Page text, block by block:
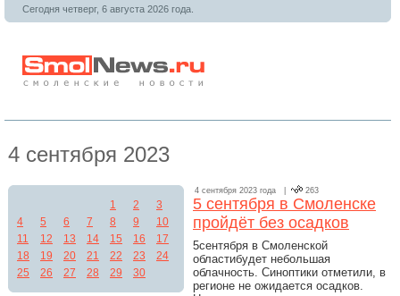
Сегодня четверг, 6 августа 2026 года.
4 сентября 2023
1 2
3
4
5 6 7 8 9
10
11
12 13 14 15 16
17
18
19 20 21 22 23
24
25
26 27 28 29 30
4 сентября 2023 года | 263
5 сентября в Смоленске
пройдёт без осадков
5сентября в Смоленской
областибудет небольшая
облачность. Синоптики отметили, в
регионе не ожидается осадков.